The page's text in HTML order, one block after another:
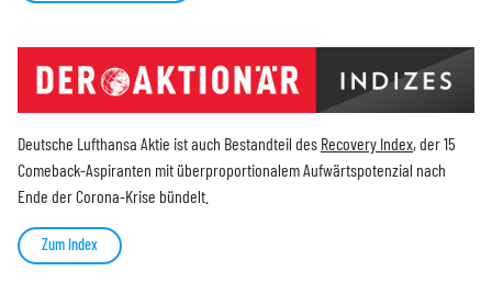
Deutsche Lufthansa Aktie ist auch Bestandteil des Recovery Index, der 15
Comeback-Aspiranten mit überproportionalem Aufwärtspotenzial nach
Ende der Corona-Krise bündelt.
Zum Index